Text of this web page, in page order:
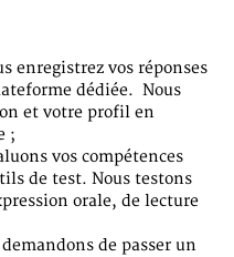
enregistrez vos réponses
dédiée. Nous
et votre profil en
;
vos compétences
de test. Nous testons
orale, de lecture
de passer un